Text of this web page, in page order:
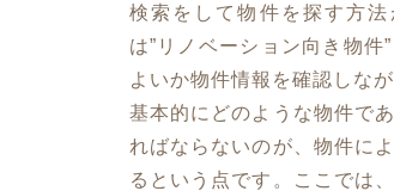
検索をして物件を探す方
は”リノベーション向き物
よいか物件情報を確認しな
基本的にどのような物件で
ればならないのが、物件に
るという点です。ここでは